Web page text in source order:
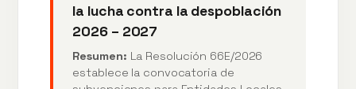
la lucha contra la despoblación
2026 – 2027
Resumen: La Resolución 66E/2026
establece la convocatoria de